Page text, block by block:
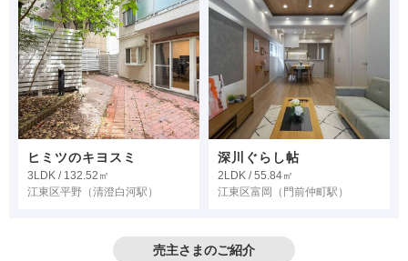
ヒミツのキヨスミ
3LDK / 132.52㎡
江東区平野 （清澄白河駅）
深川ぐらし帖
2LDK / 55.84㎡
江東区富岡
（門前仲町駅）
売主さまのご紹介